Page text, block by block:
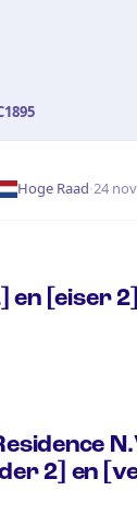
Hoge Raad·24
en [eiser
2] en